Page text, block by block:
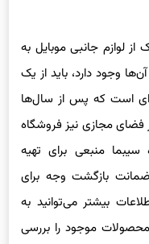
لوازم جانبی موبایل به
وجود دارد، باید از یک
است که پس از سال‌ها
فضای مجازی نیز فروشگاه
سیبما منبعی برای تهیه
بازگشت وجه برای
بیشتر می‌توانید به
موجود را بررسی